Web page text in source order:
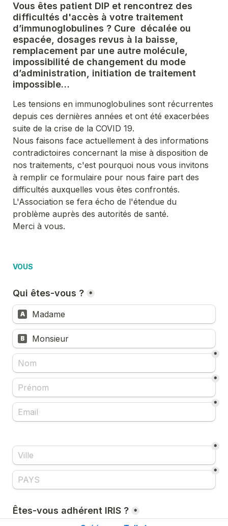
Vous êtes patient DIP et rencontrez des
difficultés d'accès à votre traitement
d’immunoglobulines ? Cure  décalée ou
espacée, dosages revus à la baisse,
remplacement par une autre molécule,
impossibilité de changement du mode
d’administration, initiation de traitement
impossible…
Les tensions en immunoglobulines sont récurrentes
depuis ces dernières années et ont été exacerbées
suite de la crise de la COVID 19.
Nous faisons face actuellement à des informations
contradictoires concernant la mise à disposition de
nos traitements, c'est pourquoi nous vous invitons
à remplir ce formulaire pour nous faire part des
L'Association se fera écho de l'étendue du
problème auprès des autorités de santé.
Merci à vous.
VOUS
Qui êtes-vous ? *
A Madame
B Monsieur
*
*
*
*
*
Êtes-vous adhérent IRIS ? *